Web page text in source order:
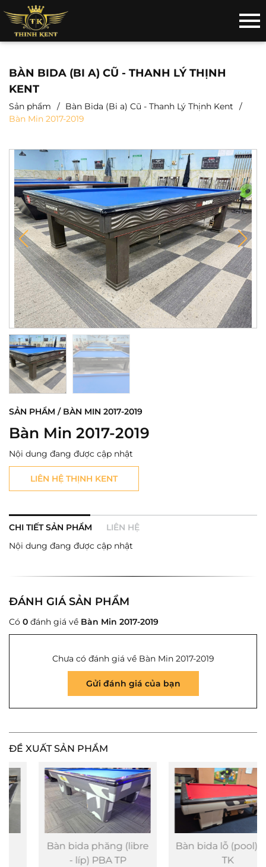
BÀN BIDA (BI A) CŨ - THANH LÝ THỊNH
KENT
Sản phẩm
Bàn Bida (Bi a) Cũ - Thanh Lý Thịnh Kent
Bàn Min 2017-2019
SẢN PHẨM / BÀN MIN 2017-2019
Bàn Min 2017-2019
Nội dung đang được cập nhật
LIÊN HỆ THỊNH KENT
CHI TIẾT SẢN PHẨM
LIÊN HỆ
Nội dung đang được cập nhật
ĐÁNH GIÁ SẢN PHẨM
Có 0 đánh giá về Bàn Min 2017-2019
Chưa có đánh giá về Bàn Min 2017-2019
Gửi đánh giá của bạn
ĐỀ XUẤT SẢN PHẨM
Bàn bida phăng (libre
- líp) PBA TP
Bàn bida lỗ (pool) PBA